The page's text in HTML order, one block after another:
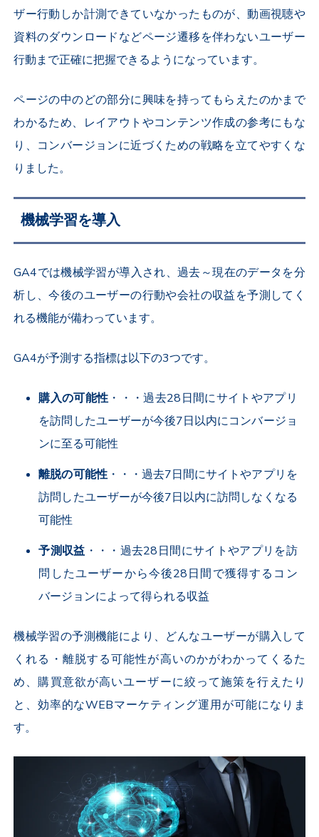
ザー行動しか計測できていなかったものが、動画視聴や
資料のダウンロードなどページ遷移を伴わないユーザー
行動まで正確に把握できるようになっています。
ページの中のどの部分に興味を持ってもらえたのかまで
わかるため、レイアウトやコンテンツ作成の参考にもな
り、コンバージョンに近づくための戦略を立てやすくな
りました。
機械学習を導入
GA4では機械学習が導入され、過去～現在のデータを分
析し、今後のユーザーの行動や会社の収益を予測してく
れる機能が備わっています。
GA4が予測する指標は以下の3つです。
購入の可能性・・・過去28日間にサイトやアプリ
を訪問したユーザーが今後7日以内にコンバージョ
ンに至る可能性
離脱の可能性・・・過去7日間にサイトやアプリを
訪問したユーザーが今後7日以内に訪問しなくなる
可能性
予測収益 ・・・過去28日間にサイトやアプリを訪
問したユーザーから今後28日間で獲得するコン
バージョンによって得られる収益
機械学習の予測機能により、どんなユーザーが購入して
くれる・離脱する可能性が高いのかがわかってくるた
め、購買意欲が高いユーザーに絞って施策を行えたり
と、効率的なWEBマーケティング運用が可能になりま
す。